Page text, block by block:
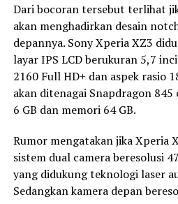
Dari bocoran tersebut terlihat
akan menghadirkan desain
depannya. Sony Xperia XZ3
layar IPS LCD berukuran 5,7
2160 Full HD+ dan aspek rasio
akan ditenagai Snapdragon
6 GB dan memori 64 GB.
Rumor mengatakan jika Xperia
sistem dual camera beresolusi
yang didukung teknologi laser
Sedangkan kamera depan